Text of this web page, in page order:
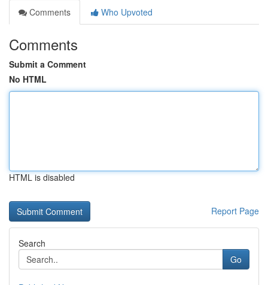
Comments
Who Upvoted
Comments
Submit a Comment
No HTML
HTML is disabled
Report Page
Search
Go